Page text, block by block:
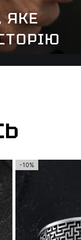
ЯКЕ
-10%